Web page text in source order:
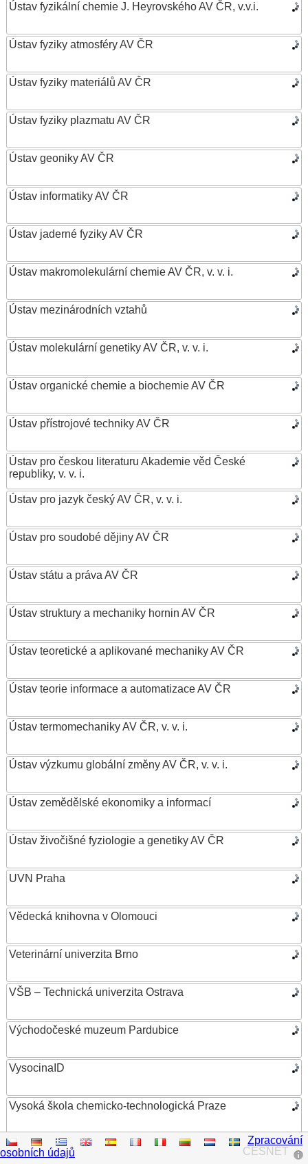
Ústav fyzikální chemie J. Heyrovského AV ČR, v.v.i.
Ústav fyziky atmosféry AV ČR
Ústav fyziky materiálů AV ČR
Ústav fyziky plazmatu AV ČR
Ústav geoniky AV ČR
Ústav informatiky AV ČR
Ústav jaderné fyziky AV ČR
Ústav makromolekulární chemie AV ČR, v. v. i.
Ústav mezinárodních vztahů
Ústav molekulární genetiky AV ČR, v. v. i.
Ústav organické chemie a biochemie AV ČR
Ústav přístrojové techniky AV ČR
Ústav pro českou literaturu Akademie věd České
republiky, v. v. i.
Ústav pro jazyk český AV ČR, v. v. i.
Ústav pro soudobé dějiny AV ČR
Ústav státu a práva AV ČR
Ústav struktury a mechaniky hornin AV ČR
Ústav teoretické a aplikované mechaniky AV ČR
Ústav teorie informace a automatizace AV ČR
Ústav termomechaniky AV ČR, v. v. i.
Ústav výzkumu globální změny AV ČR, v. v. i.
Ústav zemědělské ekonomiky a informací
Ústav živočišné fyziologie a genetiky AV ČR
UVN Praha
Vědecká knihovna v Olomouci
Veterinární univerzita Brno
VŠB – Technická univerzita Ostrava
Východočeské muzeum Pardubice
VysocinaID
Vysoká škola chemicko-technologická Praze
Vysoká škola ekonomická v Praze
CESNET
Zpracování
osobních údajů